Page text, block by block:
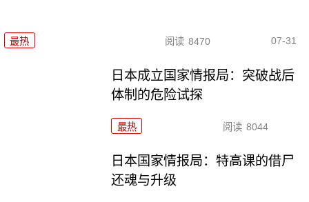
最热 阅读 8470 07-31
日本成立国家情报局：突破战后
体制的危险试探
最热 阅读 8044
日本国家情报局：特高课的借尸
还魂与升级